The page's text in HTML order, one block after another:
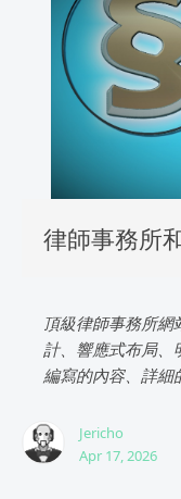
律師事務所
頂級律師事務所網
計、響應式布局、
編寫的內容、詳細
Jericho
Apr 17, 2026